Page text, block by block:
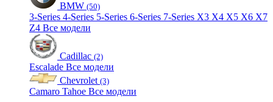
BMW (50)
3-Series 4-Series 5-Series 6-Series 7-Series X3 X4 X5 X6 X7
Z4 Все модели
Cadillac (2)
Escalade Все модели
Chevrolet (3)
Camaro Tahoe Все модели